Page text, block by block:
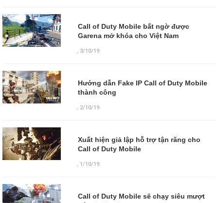
Call of Duty Mobile bất ngờ được
Garena mở khóa cho Việt Nam
, 3/10/19
Hướng dẫn Fake IP Call of Duty Mobile
thành công
, 2/10/19
Xuất hiện giả lập hỗ trợ tận răng cho
Call of Duty Mobile
, 1/10/19
Call of Duty Mobile sẽ chạy siêu mượt